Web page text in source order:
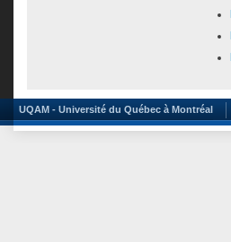
UQAM - Université du Québec à Montréal